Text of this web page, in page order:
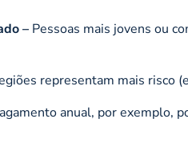
– Pessoas mais jovens ou
representam mais risco
anual, por exemplo,